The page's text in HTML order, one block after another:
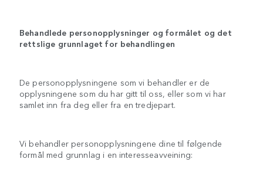
Behandlede personopplysninger og formålet og det
rettslige grunnlaget for behandlingen
De personopplysningene som vi behandler er de
opplysningene som du har gitt til oss, eller som vi har
samlet inn fra deg eller fra en tredjepart.
Vi behandler personopplysningene dine til følgende
formål med grunnlag i en interesseavveining: